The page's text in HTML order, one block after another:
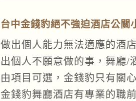
台中金錢豹絕不強迫酒店公關
做出個人能力無法適應的酒
出個人不願意做的事，舞廳/
由項目可選，金錢豹只有關
金錢豹舞廳酒店有專業的職